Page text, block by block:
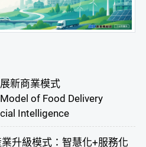
新商業模式
of Food Delivery
Intelligence
升級模式：智慧化+服務化